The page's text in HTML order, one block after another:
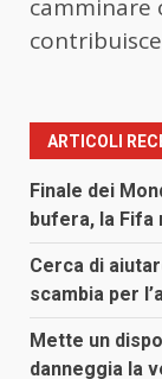
camminare
ARTICOLI
Finale dei
bufera, la Fifa
Cerca di
scambia per
Mette un
danneggia la